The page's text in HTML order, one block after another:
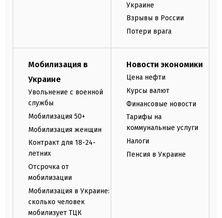
Украине
Взрывы в России
Потери врага
Мобилизация в
Украине
Увольнение с военной
службы
Мобилизация 50+
Мобилизация женщин
Контракт для 18-24-
летних
Отсрочка от
мобилизации
Мобилизация в Украине:
сколько человек
мобилизует ТЦК
Новости экономики
Цена нефти
Курсы валют
Финансовые новости
Тарифы на
коммунальные услуги
Налоги
Пенсия в Украине